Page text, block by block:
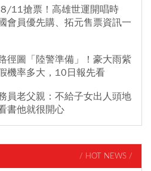
11搶票！高雄世運開唱時
會員優先購、拓元售票資訊一
徑圖「陸警準備」！豪大雨紫
機率多大，10日報先看
員老父親：不給子女出人頭地
書他就很開心
/ HOT NEWS /